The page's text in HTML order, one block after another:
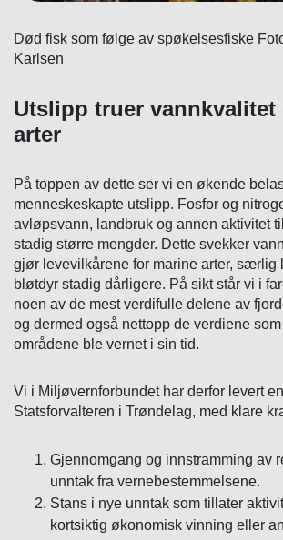
Død fisk som følge av spøkelsesfiske
Karlsen
Utslipp truer vannkvalitet
arter
På toppen av dette ser vi en økende
menneskeskapte utslipp. Fosfor og
avløpsvann, landbruk og annen aktivitet
stadig større mengder. Dette svekker
gjør levevilkårene for marine arter, særlig
bløtdyr stadig dårligere. På sikt står vi i
noen av de mest verdifulle delene av
og dermed også nettopp de verdiene
områdene ble vernet i sin tid.
Vi i Miljøvernforbundet har derfor levert
Statsforvalteren i Trøndelag, med klare
Gjennomgang og innstramming av
unntak fra vernebestemmelsene.
Stans i nye unntak som tillater
kortsiktig økonomisk vinning eller